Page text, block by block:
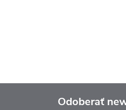
Odoberať